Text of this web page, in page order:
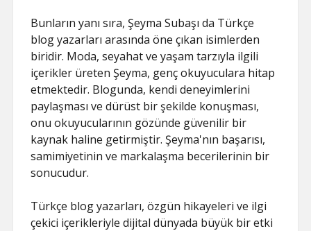
Bunların yanı sıra, Şeyma Subaşı da Türkçe
blog yazarları arasında öne çıkan isimlerden
biridir. Moda, seyahat ve yaşam tarzıyla ilgili
içerikler üreten Şeyma, genç okuyuculara hitap
etmektedir. Blogunda, kendi deneyimlerini
paylaşması ve dürüst bir şekilde konuşması,
onu okuyucularının gözünde güvenilir bir
kaynak haline getirmiştir. Şeyma'nın başarısı,
samimiyetinin ve markalaşma becerilerinin bir
sonucudur.
Türkçe blog yazarları, özgün hikayeleri ve ilgi
çekici içerikleriyle dijital dünyada büyük bir etki